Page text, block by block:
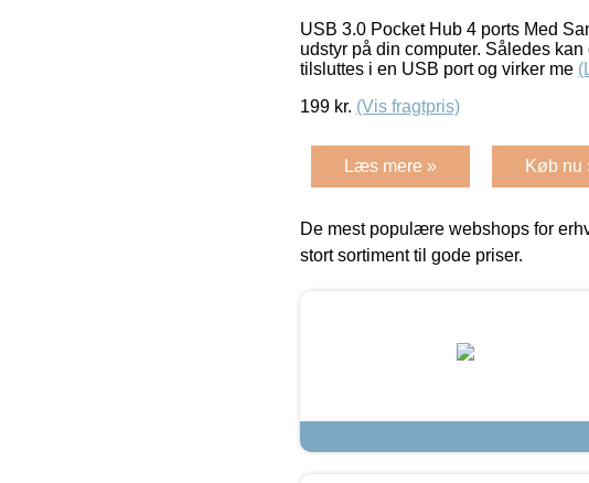
USB 3.0 Pocket Hub 4 ports Med
udstyr på din computer. Således
tilsluttes i en USB port og virker me
199 kr. (Vis fragtpris)
Læs mere » Køb nu
De mest populære webshops for
stort sortiment til gode priser.